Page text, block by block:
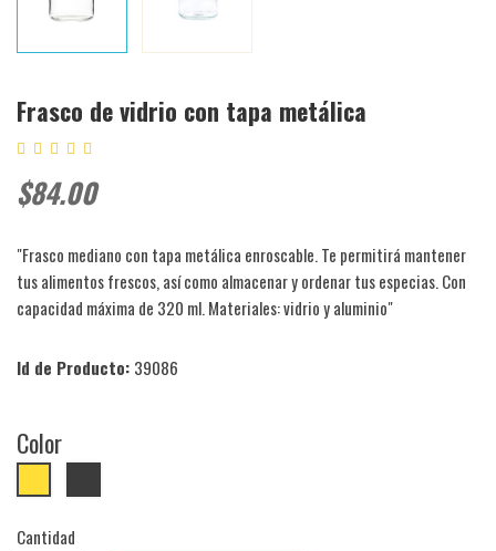
Frasco de vidrio con tapa metálica
$84.00
"Frasco mediano con tapa metálica enroscable. Te permitirá mantener
tus alimentos frescos, así como almacenar y ordenar tus especias. Con
capacidad máxima de 320 ml. Materiales: vidrio y aluminio"
Id de Producto: 39086
Color
Cantidad